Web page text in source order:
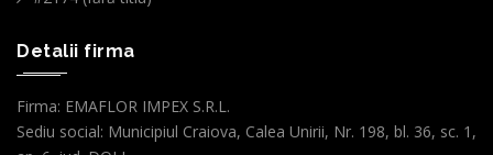
Detalii firma
Firma: EMAFLOR IMPEX S.R.L.
Sediu social: Municipiul Craiova, Calea Unirii, Nr. 198, bl. 36, sc. 1,